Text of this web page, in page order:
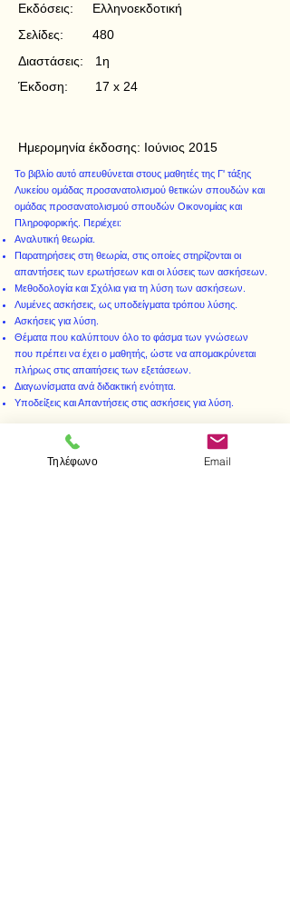
Εκδόσεις:
Σελίδες:
Ελληνοεκδοτική
480
Διαστάσεις:
Έκδοση:
1η
17 x 24
Ημερομηνία έκδοσης: Ιούνιος 2015
Το βιβλίο αυτό απευθύνεται στους μαθητές της Γ' τάξης
Λυκείου ομάδας προσανατολισμού θετικών σπουδών και
ομάδας προσανατολισμού σπουδών Οικονομίας και
Πληροφορικής. Περιέχει:
Αναλυτική θεωρία.
Παρατηρήσεις στη θεωρία, στις οποίες στηρίζονται οι
απαντήσεις των ερωτήσεων και οι λύσεις των ασκήσεων.
Μεθοδολογία και Σχόλια για τη λύση των ασκήσεων.
Λυμένες ασκήσεις, ως υποδείγματα τρόπου λύσης.
Ασκήσεις για λύση.
Θέματα που καλύπτουν όλο το φάσμα των γνώσεων
που πρέπει να έχει ο μαθητής, ώστε να απομακρύνεται
πλήρως στις απαιτήσεις των εξετάσεων.
Διαγωνίσματα ανά διδακτική ενότητα.
Υποδείξεις και Απαντήσεις στις ασκήσεις για λύση.
Τηλέφωνο Email